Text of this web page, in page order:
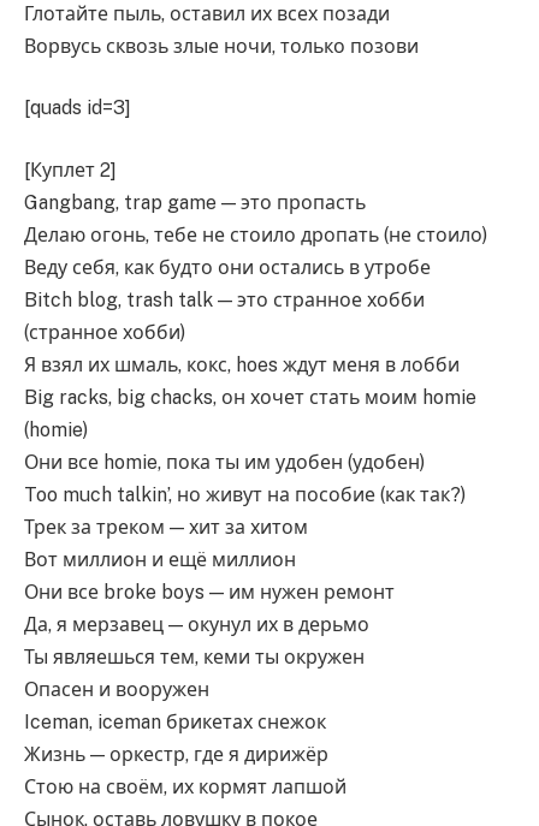
Глотайте пыль, оставил их всех позади
Ворвусь сквозь злые ночи, только позови
[quads id=3]
[Куплет 2]
Gangbang, trap game — это пропасть
Делаю огонь, тебе не стоило дропать (не стоило)
Веду себя, как будто они остались в утробе
Bitch blog, trash talk — это странное хобби
(странное хобби)
Я взял их шмаль, кокс, hoes ждут меня в лобби
Big racks, big chacks, он хочет стать моим homie
(homie)
Они все homie, пока ты им удобен (удобен)
Too much talkin’, но живут на пособие (как так?)
Трек за треком — хит за хитом
Вот миллион и ещё миллион
Они все broke boys — им нужен ремонт
Да, я мерзавец — окунул их в дерьмо
Ты являешься тем, кеми ты окружен
Опасен и вооружен
Iceman, iceman брикетах снежок
Жизнь — оркестр, где я дирижёр
Стою на своём, их кормят лапшой
Сынок, оставь ловушку в покое